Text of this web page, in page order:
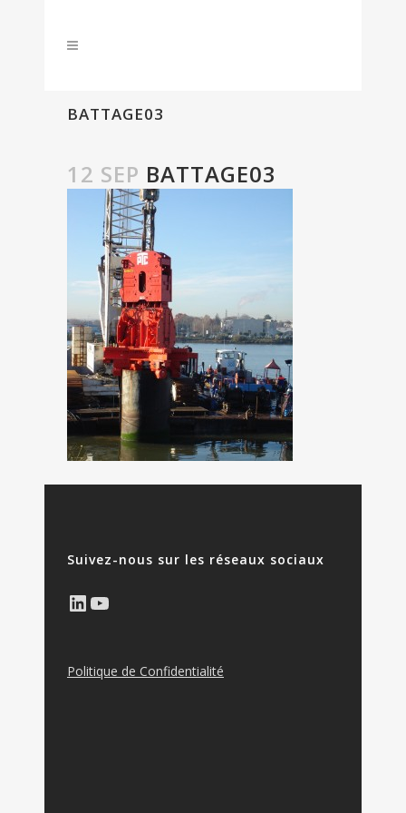
BATTAGE03
12 SEP BATTAGE03
Suivez-nous sur les réseaux sociaux
LinkedIn
YouTube
Politique de Confidentialité